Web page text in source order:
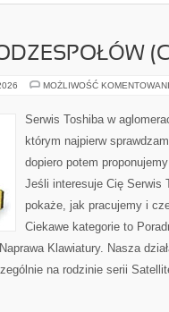
MOŻLIWOŚĆ
Serwis Toshiba w
którym najpierw
dopiero potem
Jeśli interesuje Cię Serwis
pokaże, jak pracujemy i
Ciekawe kategorie to
Klawiatury. Nasza
na rodzinie serii